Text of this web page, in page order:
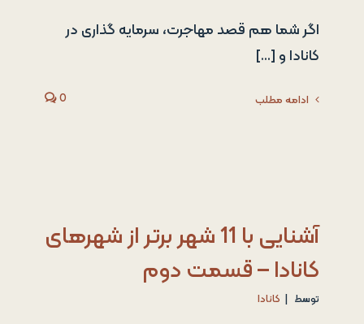
اگر شما هم قصد مهاجرت، سرمایه گذاری در
کانادا و [...]
ادامه مطلب 0
آشنایی با 11 شهر برتر از شهرهای
کانادا – قسمت دوم
توسط | کانادا